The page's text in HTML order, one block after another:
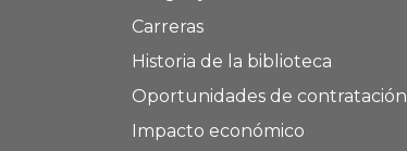
Carreras
Historia de la biblioteca
Oportunidades de contratación
Impacto económico